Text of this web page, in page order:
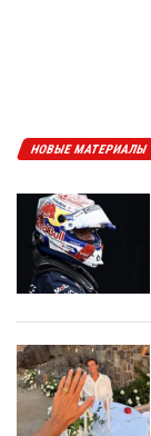
НОВЫЕ МАТЕРИАЛЫ